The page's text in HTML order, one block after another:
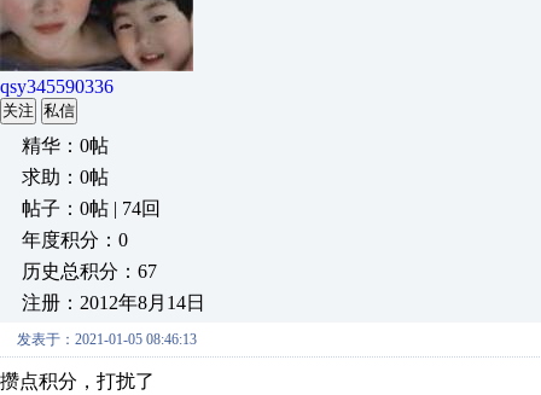
qsy345590336
关注 私信
精华：0帖
求助：0帖
帖子：0帖 | 74回
年度积分：0
历史总积分：67
注册：2012年8月14日
发表于：2021-01-05 08:46:13
攒点积分，打扰了